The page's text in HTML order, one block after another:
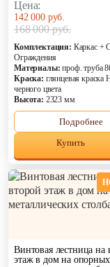
%
Акции
Лидер продаж
Недорогие
Цена:
142 000 руб.
168 000 руб.
Комплектация: Каркас +
Ограждения
Материалы: проф. труба
Краска: глянцевая краска
черного цвета
Высота: 2323 мм
Подробнее
Купить
Винтовая лестница на
этаж в дом на опорных